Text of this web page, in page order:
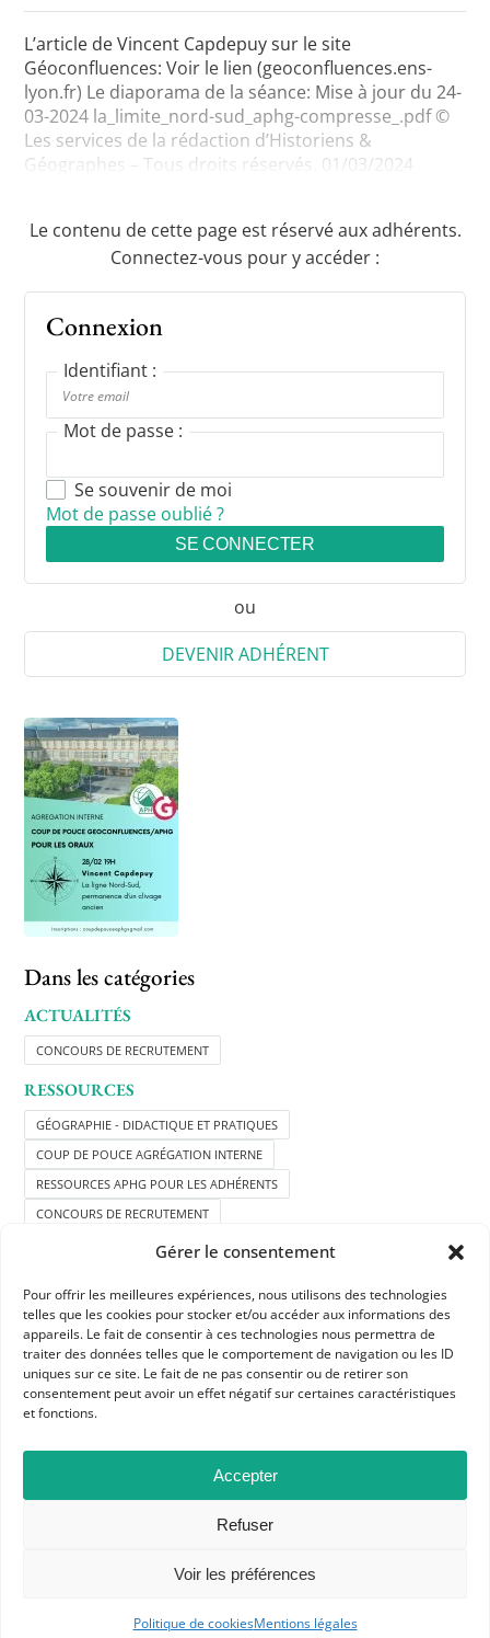
Gérer le consentement
Pour offrir les meilleures expériences, nous utilisons des technologies
telles que les cookies pour stocker et/ou accéder aux informations des
appareils. Le fait de consentir à ces technologies nous permettra de
traiter des données telles que le comportement de navigation ou les ID
uniques sur ce site. Le fait de ne pas consentir ou de retirer son
consentement peut avoir un effet négatif sur certaines caractéristiques
et fonctions.
Accepter
Refuser
Voir les préférences
Politique de cookiesMentions légales
Culture
L’article de Vincent Capdepuy sur le site
Géoconfluences: Voir le lien (geoconfluences.ens-
lyon.fr) Le diaporama de la séance: Mise à jour du 24-
03-2024 la_limite_nord-sud_aphg-compresse_.pdf ©
Les services de la rédaction d’Historiens &
Géographes – Tous droits réservés. 01/03/2024
Le contenu de cette page est réservé aux adhérents.
Connectez-vous pour y accéder :
Connexion
Identifiant :
Mot de passe :
Se souvenir de moi
Mot de passe oublié ?
SE CONNECTER
ou
DEVENIR ADHÉRENT
Dans les catégories
ACTUALITÉS
CONCOURS DE RECRUTEMENT
RESSOURCES
GÉOGRAPHIE - DIDACTIQUE ET PRATIQUES
COUP DE POUCE AGRÉGATION INTERNE
RESSOURCES APHG POUR LES ADHÉRENTS
CONCOURS DE RECRUTEMENT
Association des professeurs d'histoire et géographie
+ 33 0(1) 42 33 62 37
BP 6541 – 75065 Paris Cedex 02